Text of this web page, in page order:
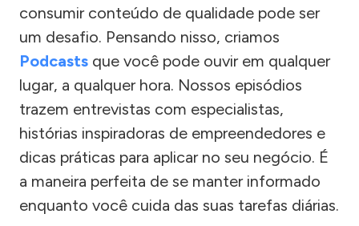
consumir conteúdo de qualidade pode ser
um desafio. Pensando nisso, criamos
Podcasts que você pode ouvir em qualquer
lugar, a qualquer hora. Nossos episódios
trazem entrevistas com especialistas,
histórias inspiradoras de empreendedores e
dicas práticas para aplicar no seu negócio. É
a maneira perfeita de se manter informado
enquanto você cuida das suas tarefas diárias.